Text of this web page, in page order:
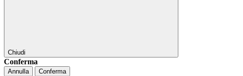
Chiudi
Conferma
Annulla Conferma